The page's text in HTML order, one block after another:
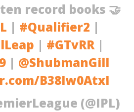
record books 🤝
| #Qualifier2 |
| #GTvRR|
| @ShubmanGill
B38Iw0AtxI
(@IPL)